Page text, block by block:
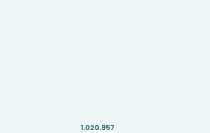
1.020.957